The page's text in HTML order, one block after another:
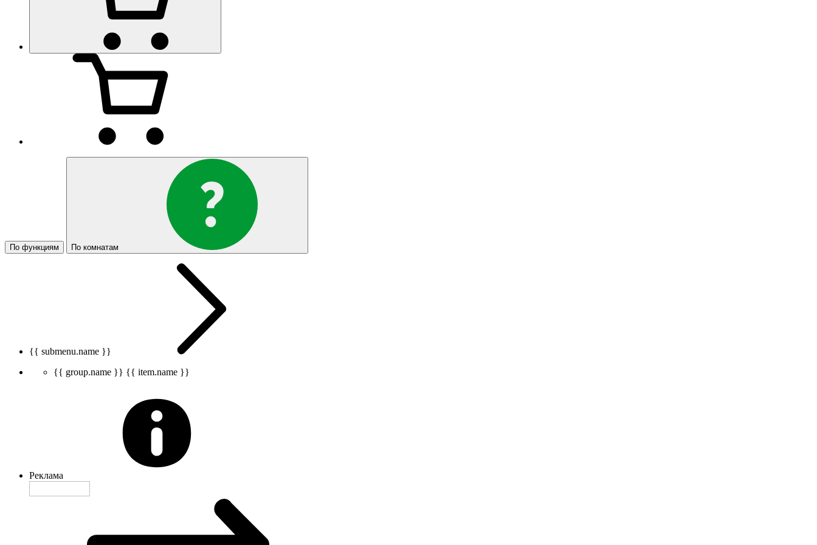
По функциям По комнатам
{{ submenu.name }}
{{ group.name }} {{ item.name }}
Реклама